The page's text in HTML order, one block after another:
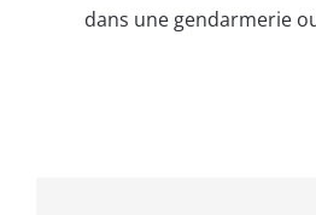
dans une gendarmerie